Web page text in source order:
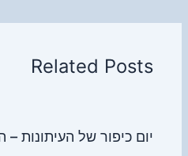
Related Posts
יום כיפור של העיתונות